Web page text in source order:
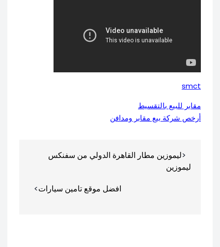
smct
مقابر للبيع بالتقسيط
أرخص شركة بيع مقابر ومدافن
المقالاتليموزين مطار القاهرة الدولي من سفنكس
ليموزين
افضل موقع تامين سيارات